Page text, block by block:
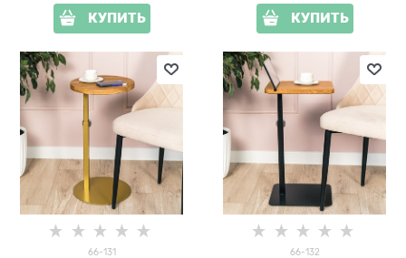
КУПИТЬ КУПИТЬ
66-131 66-132